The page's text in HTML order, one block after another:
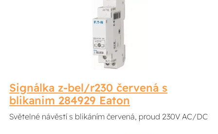
Signálka z-bel/r230 červená s
blikanim 284929 Eaton
Světelné návěstí s blikáním červená, proud 230V AC/DC